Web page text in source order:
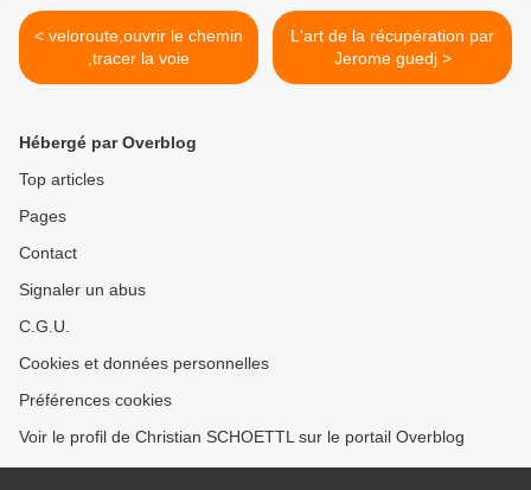
< veloroute,ouvrir le chemin
,tracer la voie
L'art de la récupération par
Jerome guedj >
Hébergé par Overblog
Top articles
Pages
Contact
Signaler un abus
C.G.U.
Cookies et données personnelles
Préférences cookies
Voir le profil de Christian SCHOETTL sur le portail Overblog